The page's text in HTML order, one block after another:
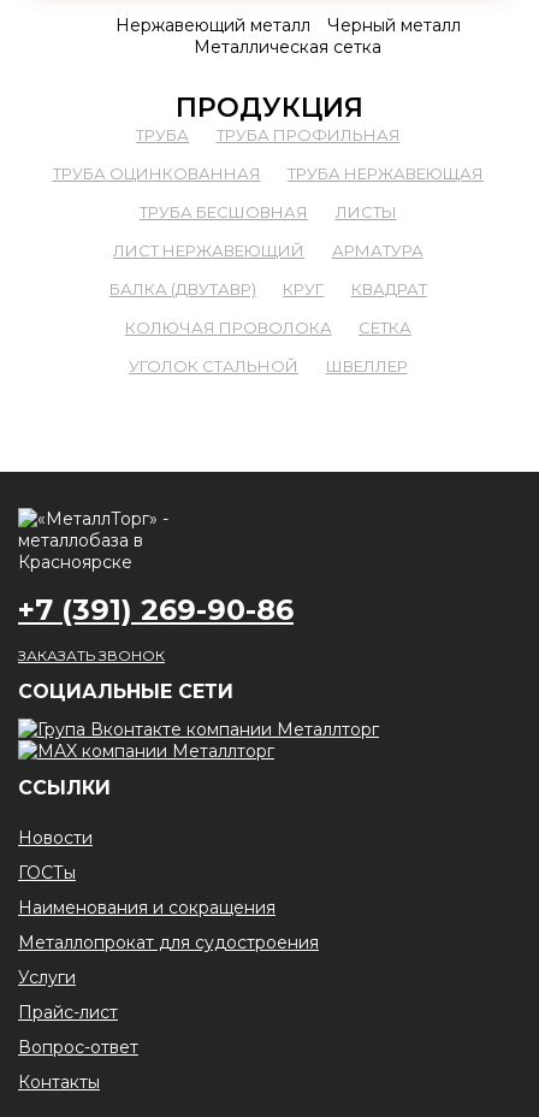
Нержавеющий металл
Черный металл
Металлическая сетка
ПРОДУКЦИЯ
ТРУБА
ТРУБА ПРОФИЛЬНАЯ
ТРУБА ОЦИНКОВАННАЯ
ТРУБА НЕРЖАВЕЮЩАЯ
ТРУБА БЕСШОВНАЯ
ЛИСТЫ
ЛИСТ НЕРЖАВЕЮЩИЙ
АРМАТУРА
БАЛКА (ДВУТАВР)
КРУГ
КВАДРАТ
КОЛЮЧАЯ ПРОВОЛОКА
СЕТКА
УГОЛОК СТАЛЬНОЙ
ШВЕЛЛЕР
+7 (391) 269-90-86
ЗАКАЗАТЬ ЗВОНОК
CОЦИАЛЬНЫЕ СЕТИ
ССЫЛКИ
Новости
ГОСТы
Наименования и сокращения
Металлопрокат для судостроения
Услуги
Прайс-лист
Вопрос-ответ
Контакты